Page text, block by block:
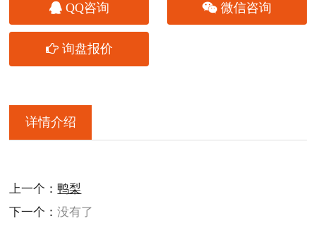
QQ咨询 微信咨询
询盘报价
详情介绍
上一个：鸭梨
下一个：没有了